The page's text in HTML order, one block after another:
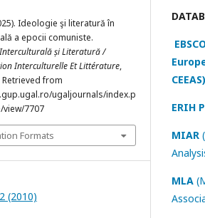
Ideologie şi literatură în
a epocii comuniste.
și Literatură /
Interculturelle Et Littérature,
Retrieved from
ugaljournals/index.p
7707
Formats
(2010)
CEEAS)
ERIH
MIAR
MLA